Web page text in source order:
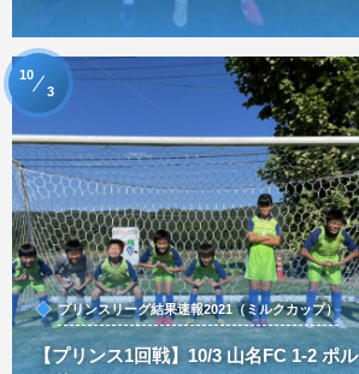
プリンスリーグ結果速報2021（ミルクカップ）
【プリンス1回戦】10/3 山名FC 1-2 ポル
10
3